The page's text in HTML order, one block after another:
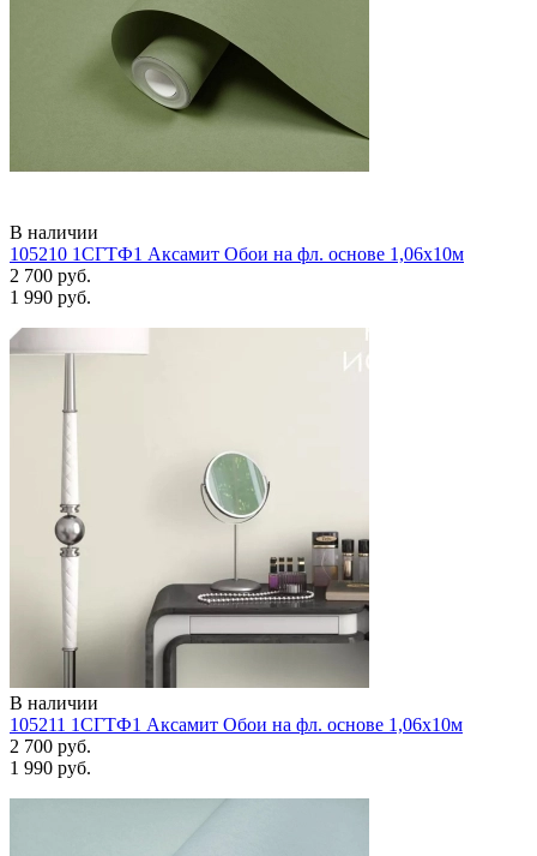
В наличии
105210 1СГТФ1 Аксамит Обои на фл. основе 1,06х10м
2 700 руб.
1 990 руб.
В наличии
105211 1СГТФ1 Аксамит Обои на фл. основе 1,06х10м
2 700 руб.
1 990 руб.